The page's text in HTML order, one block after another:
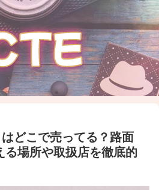
はどこで売ってる？路面
る場所や取扱店を徹底的